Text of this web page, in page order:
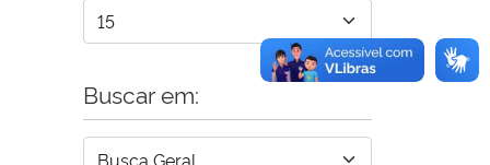
Buscar em: